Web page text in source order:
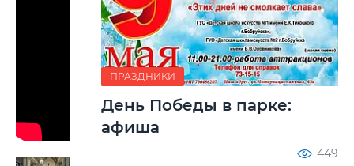
ПРАЗДНИКИ
День Победы в парке:
афиша
449